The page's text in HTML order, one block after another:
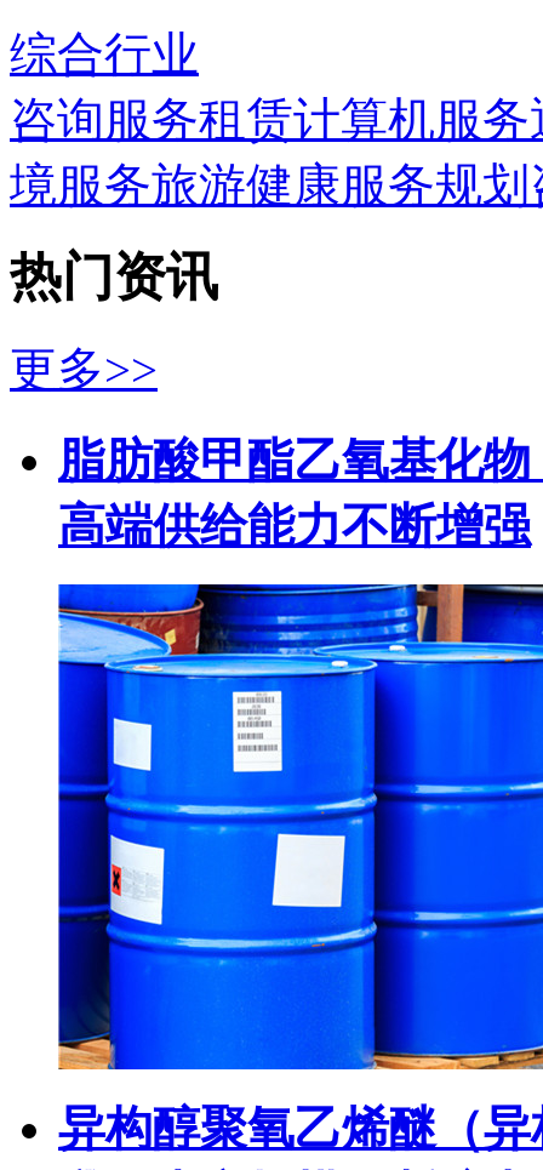
综合行业
咨询服务租赁计算机服务
境服务旅游健康服务规划
热门资讯
更多>>
脂肪酸甲酯乙氧基化
高端供给能力不断增强
异构醇聚氧乙烯醚（